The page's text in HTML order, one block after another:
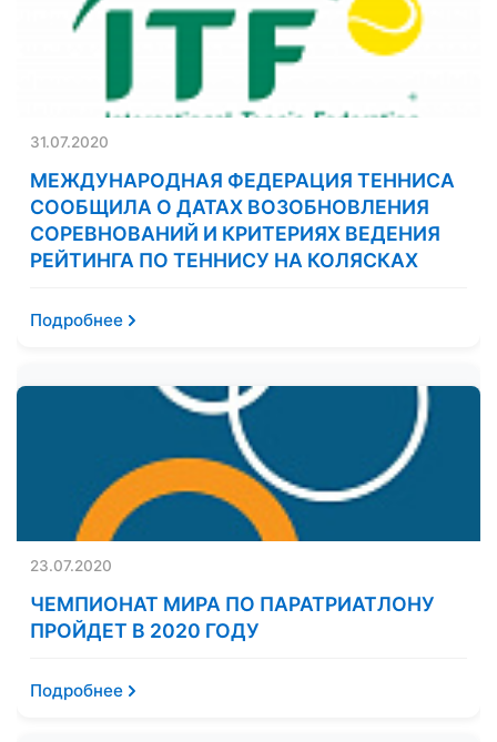
31.07.2020
МЕЖДУНАРОДНАЯ ФЕДЕРАЦИЯ ТЕННИСА
СООБЩИЛА О ДАТАХ ВОЗОБНОВЛЕНИЯ
СОРЕВНОВАНИЙ И КРИТЕРИЯХ ВЕДЕНИЯ
РЕЙТИНГА ПО ТЕННИСУ НА КОЛЯСКАХ
Подробнее
23.07.2020
ЧЕМПИОНАТ МИРА ПО ПАРАТРИАТЛОНУ
ПРОЙДЕТ В 2020 ГОДУ
Подробнее